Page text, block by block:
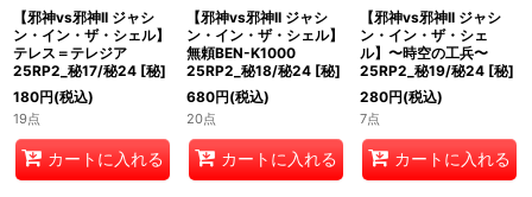
【邪神vs邪神II ジャシ
ン・イン・ザ・シェル】
テレス＝テレジア
25RP2_秘17/秘24 [秘]
180円(税込)
19点
カートに入れる
【邪神vs邪神II ジャシ
ン・イン・ザ・シェル】
無頼BEN-K1000
25RP2_秘18/秘24 [秘]
680円(税込)
20点
カートに入れる
【邪神vs邪神II ジャシ
ン・イン・ザ・シェ
ル】〜時空の工兵〜
25RP2_秘19/秘24 [秘]
280円(税込)
7点
カートに入れる